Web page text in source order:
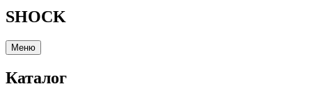
SHOCK
Меню
Каталог